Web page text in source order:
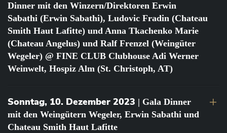
Dinner mit den Winzern/Direktoren Erwin
Sabathi (Erwin Sabathi), Ludovic Fradin (Chateau
Smith Haut Lafitte) und Anna Tkachenko Marie
(Chateau Angelus) und Ralf Frenzel (Weingüter
Wegeler) @ FINE CLUB Clubhouse Adi Werner
Weinwelt, Hospiz Alm (St. Christoph, AT)
Sonntag, 10. Dezember 2023 | Gala Dinner
mit den Weingütern Wegeler, Erwin Sabathi und
Chateau Smith Haut Lafitte